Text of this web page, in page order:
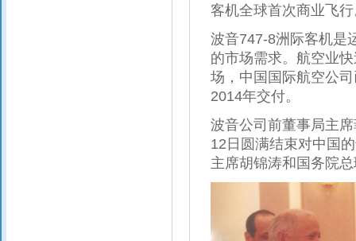
客机全球首次商业飞
波音747-8洲际客机是
的市场需求。航空业
场，中国国际航空公
2014年交付。
波音公司前董事局主
12日圆满结束对中国
主席胡锦涛和国务院